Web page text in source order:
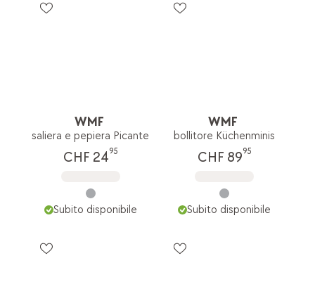
WMF
saliera e pepiera Picante
CHF 2495
Subito disponibile
WMF
bollitore Küchenminis
CHF 8995
Subito disponibile